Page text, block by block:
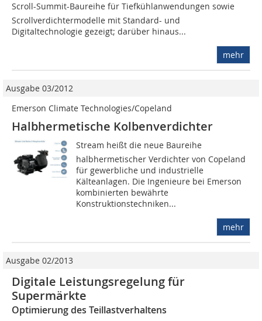
Scroll-Summit-Baureihe für Tiefkühlanwendungen sowie
Scrollverdichtermodelle mit Standard- und
Digitaltechnologie gezeigt; darüber hinaus...
mehr
Ausgabe 03/2012
Emerson Climate Technologies/Copeland
Halbhermetische Kolbenverdichter
Stream heißt die neue Baureihe
halbhermetischer Verdichter von Copeland
für gewerbliche und industrielle
Kälteanlagen. Die Ingenieure bei Emerson
kombinierten bewährte
Konstruktionstechniken...
mehr
Ausgabe 02/2013
Digitale Leistungsregelung für
Supermärkte
Optimierung des Teillastverhaltens